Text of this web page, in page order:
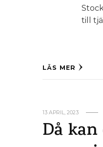
till
LÄS MER
13 APRIL, 2023
Då